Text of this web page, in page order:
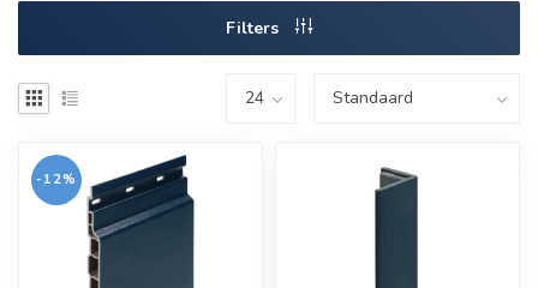
Filters
-12%